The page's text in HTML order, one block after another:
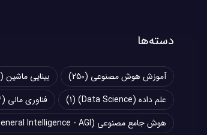
دسته‌ها
آموزش هوش مصنوعی (250) بینایی ماشین (Computer Vision)
علم داده (Data Science)
(1) فناوری مالی (164)
هوش جامع مصنوعی (Artificial General Intelligence - AGI)